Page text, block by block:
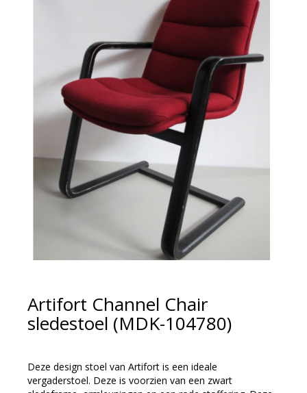
Artifort Channel Chair
sledestoel (MDK-104780)
Deze design stoel van Artifort is een ideale
vergaderstoel. Deze is voorzien van een zwart